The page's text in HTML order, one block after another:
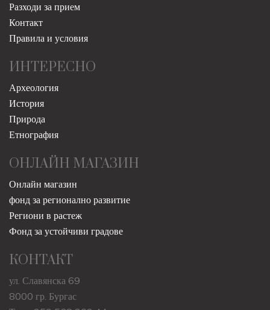
Разходи за прием
Контакт
Правила и условия
ИНТЕРЕСНО
Археология
История
Природа
Етнография
ОНЛАЙН МАГАЗИН
Онлайн магазин
фонд за регионално развитие
Региони в растеж
Фонд за устойчиви градове
КОНТАКТ
ул. Славянска 69
8000 гр. Бургас